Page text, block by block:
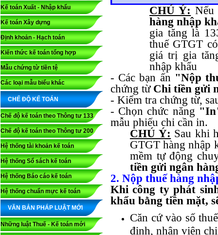
Kế toán Xuất - Nhập khẩu
Kế toán Xây dựng
Định khoản - Hạch toán
Kiến thức kế toán tổng hợp
Mẫu chứng từ tiền tệ
Các loại mẫu biểu khác
CHẾ ĐỘ KẾ TOÁN
Chế độ kế toán theo Thông tư 133
Chế độ kế toán theo Thông tư 200
Hệ thống tài khoản kế toán
Hệ thống Sổ sách kế toán
Hệ thống Báo cáo kế toán
Hệ thống chuẩn mực kế toán
VĂN BẢN PHÁP LUẬT MỚI
Những luật Thuế - Kế toán mới
CHÚ Ý:
hàng nhập
gia tăng là
thuế GTGT
giá trị gia
nhập khẩu
- Các bạn ấn "Nộp
chứng từ Chi tiền gửi
- Kiểm tra chứng từ,
- Chọn chức năng
mẫu phiếu chi cần in.
CHÚ Ý: Sau khi
GTGT hàng nhập
mềm tự động
tiền gửi ngân
2. Nộp thuế hàng
Khi công ty phát
khẩu bằng tiền mặt,
Căn cứ vào số
định, nhân viên